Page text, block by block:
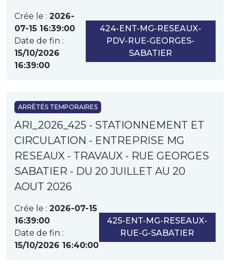
Crée le : 2026-
07-15 16:39:00
Date de fin :
15/10/2026
16:39:00
424-ENT-MG-RESEAUX-
PDV-RUE-GEORGES-
SABATIER
ARRÊTÉS TEMPORAIRES
ARI_2026_425 - STATIONNEMENT ET
CIRCULATION - ENTREPRISE MG
RESEAUX - TRAVAUX - RUE GEORGES
SABATIER - DU 20 JUILLET AU 20
AOUT 2026
Crée le : 2026-07-15
16:39:00
Date de fin :
15/10/2026 16:40:00
425-ENT-MG-RESEAUX-
RUE-G-SABATIER